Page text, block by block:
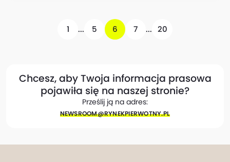
1 ... 5 6 7 ... 20
Chcesz, aby Twoja informacja prasowa
pojawiła się na naszej stronie?
Prześlij ją na adres:
NEWSROOM@​RYNEKPIERWOTNY.PL